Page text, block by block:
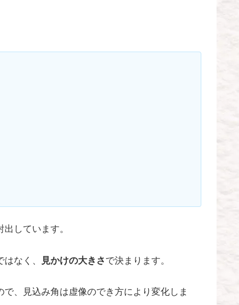
しています。
なく、 見かけの大きさ で決まります。
、見込み角は虚像のでき方により変化しま